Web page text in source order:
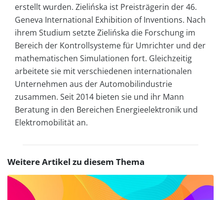
erstellt wurden. Zielińska ist Preisträgerin der 46.
Geneva International Exhibition of Inventions. Nach
ihrem Studium setzte Zielińska die Forschung im
Bereich der Kontrollsysteme für Umrichter und der
mathematischen Simulationen fort. Gleichzeitig
arbeitete sie mit verschiedenen internationalen
Unternehmen aus der Automobilindustrie
zusammen. Seit 2014 bieten sie und ihr Mann
Beratung in den Bereichen Energieelektronik und
Elektromobilität an.
Weitere Artikel zu diesem Thema